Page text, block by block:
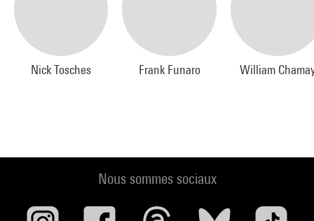
Nick Tosches Frank Funaro William
Nous sommes sociaux